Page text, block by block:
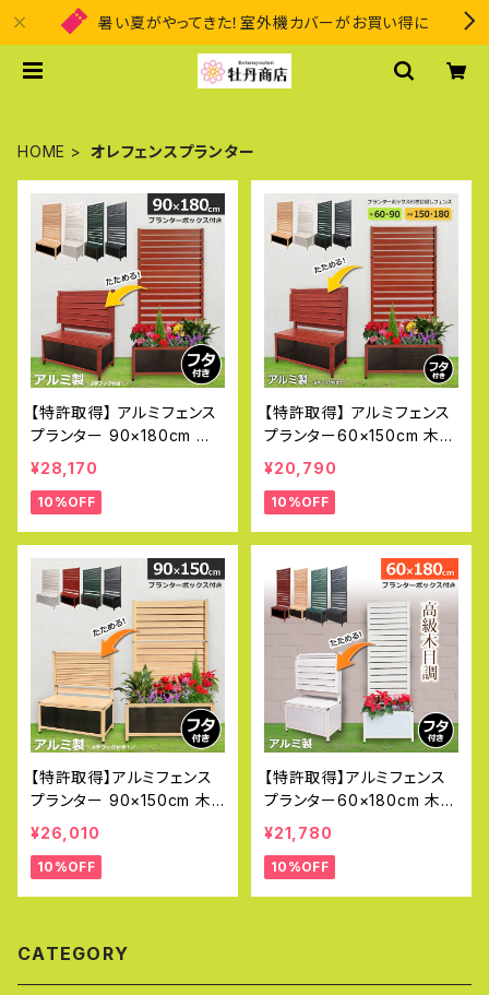
暑い夏がやってきた！室外機カバーがお買い得に
HOME オレフェンスプランター
【特許取得】 アルミフェンス
プランター 90×180cm 木
目調 目隠し プランター オ
レフェンスプランター おしゃ
れ ラティス OFP0918
¥28,170
10%OFF
【特許取得】 アルミフェンス
プランター60×150cm 木目
調 目隠し プランター オレフ
ェンスプランター おしゃれ
ラティス OFP0615
¥20,790
10%OFF
【特許取得】アルミフェンス
プランター 90×150cm 木
目調 目隠し プランター オ
レフェンスプランター おしゃ
れ ラティス OFP0915
¥26,010
10%OFF
【特許取得】アルミフェンス
プランター60×180cm 木目
調 目隠し プランター オレフ
ェンスプランター おしゃれ
ラティス OFP0618
¥21,780
10%OFF
CATEGORY